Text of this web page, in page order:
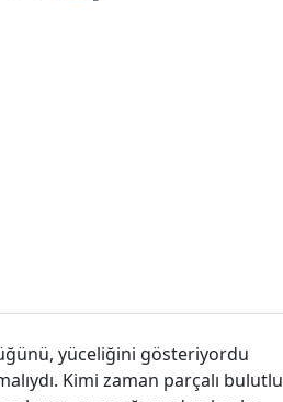
yüceliğini gösteriyordu
Kimi zaman parçalı bulutlu